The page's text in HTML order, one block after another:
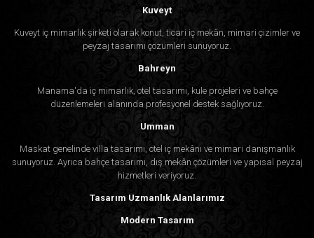
Kuveyt
Kuveyt iç mimarlık şirketi olarak konut, ticari iç mekân, mimari çizimler ve
peyzaj tasarımı çözümleri sunuyoruz.
Bahreyn
Manama'da iç mimarlık, otel tasarımı, kule projeleri ve bahçe
düzenlemeleri alanında profesyonel destek sağlıyoruz.
Umman
Maskat genelinde villa tasarımı, otel iç mekânı ve mimari danışmanlık
sunuyoruz. Ayrıca bahçe tasarımı, dış mekân çözümleri ve yapısal peyzaj
hizmetleri veriyoruz.
Tasarım Uzmanlık Alanlarımız
Modern Tasarım